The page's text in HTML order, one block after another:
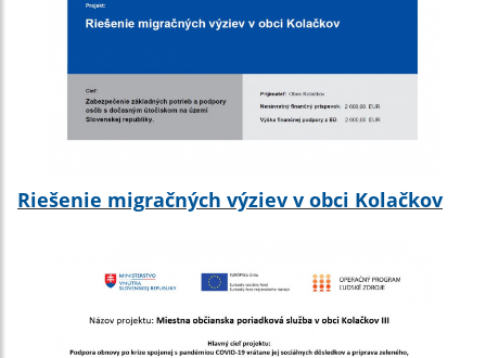
Riešenie migračných výziev v obci Kolačkov